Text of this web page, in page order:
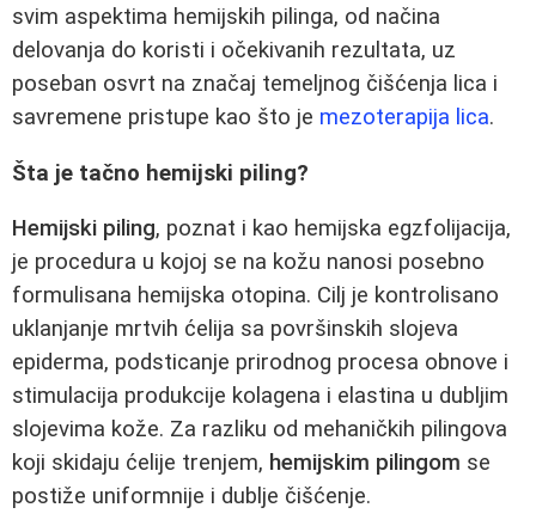
svim aspektima hemijskih pilinga, od načina
delovanja do koristi i očekivanih rezultata, uz
poseban osvrt na značaj temeljnog čišćenja lica i
savremene pristupe kao što je mezoterapija lica.
Šta je tačno hemijski piling?
Hemijski piling, poznat i kao hemijska egzfolijacija,
je procedura u kojoj se na kožu nanosi posebno
formulisana hemijska otopina. Cilj je kontrolisano
uklanjanje mrtvih ćelija sa površinskih slojeva
epiderma, podsticanje prirodnog procesa obnove i
stimulacija produkcije kolagena i elastina u dubljim
slojevima kože. Za razliku od mehaničkih pilingova
koji skidaju ćelije trenjem, hemijskim pilingom se
postiže uniformnije i dublje čišćenje.